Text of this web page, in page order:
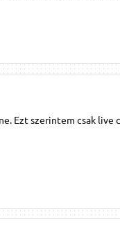
Ezt szerintem csak live